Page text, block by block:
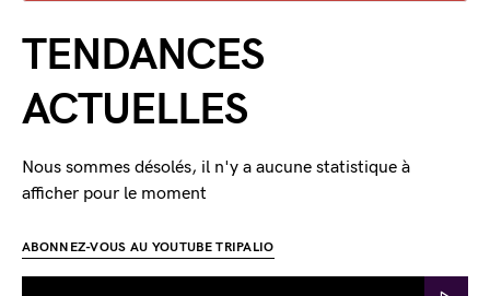
TENDANCES
ACTUELLES
Nous sommes désolés, il n'y a aucune statistique à
afficher pour le moment
ABONNEZ-VOUS AU YOUTUBE TRIPALIO